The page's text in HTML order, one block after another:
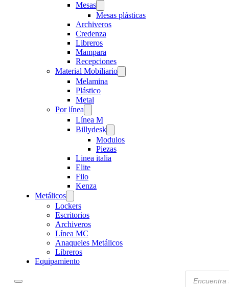
Mesas
Mesas plásticas
Archiveros
Credenza
Libreros
Mampara
Recepciones
Material Mobiliario
Melamina
Plástico
Metal
Por línea
Línea M
Billydesk
Modulos
Piezas
Linea italia
Elite
Filo
Kenza
Metálicos
Lockers
Escritorios
Archiveros
Línea MC
Anaqueles Metálicos
Libreros
Equipamiento
Products
search